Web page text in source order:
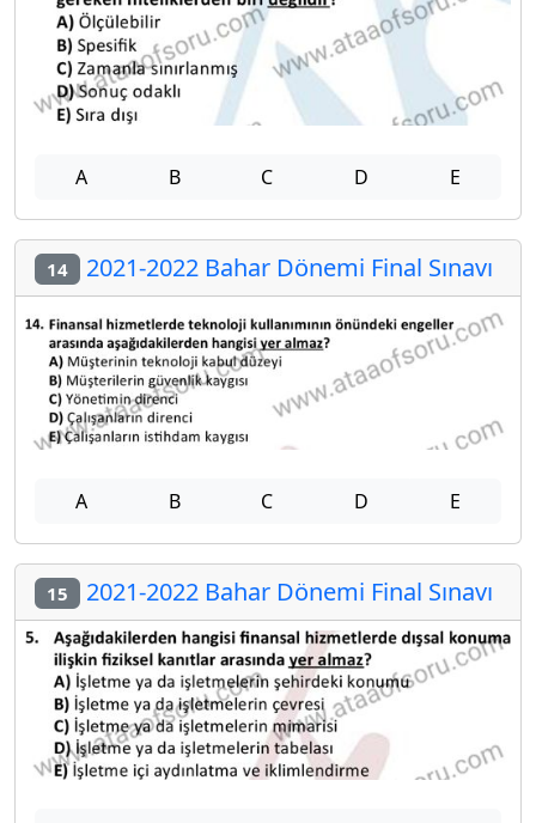
A B C D E
14 2021-2022 Bahar Dönemi Final Sınavı
A B C D E
15 2021-2022 Bahar Dönemi Final Sınavı